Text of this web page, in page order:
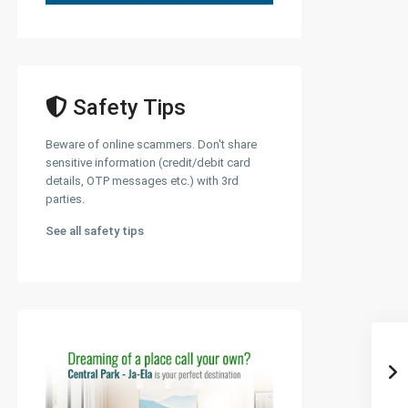
Safety Tips
Beware of online scammers. Don't share
sensitive information (credit/debit card
details, OTP messages etc.) with 3rd
parties.
See all safety tips